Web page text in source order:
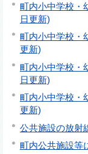
町内小中学校・
日更新)
町内小中学校・
更新)
町内小中学校・
日更新)
町内小中学校・
更新)
公共施設の放射
町内公共施設等